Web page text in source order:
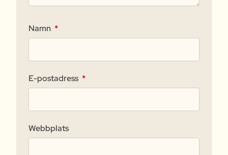
Namn *
E-postadress *
Webbplats